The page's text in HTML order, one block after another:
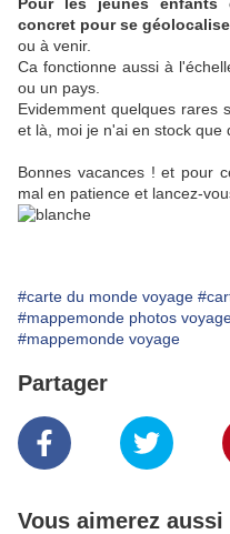
concret pour se
ou à venir.
Ca fonctionne aussi à
ou un pays.
Evidemment quelques rares
et là, moi je n'ai en stock que
Bonnes vacances ! et pour
mal en patience et lancez-
#carte du monde voyage
#mappemonde photos
#mappemonde voyage
Partager
Vous aimerez aussi